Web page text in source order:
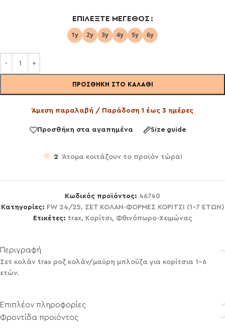
ΕΠΙΛΈΞΤΕ ΜΈΓΕΘΟΣ
ΠΡΟΣΘΉΚΗ ΣΤΟ ΚΑΛΆΘΙ
Άμεση παραλαβή / Παράδοση 1 έως 3 ημέρες
Προσθήκη στα αγαπημένα Size guide
2 Άτομα κοιτάζουν το προϊόν τώρα!
Κωδικός προϊόντος: 46740
Κατηγορίες: FW 24/25, ΣΕΤ ΚΟΛΑΝ-ΦΟΡΜΕΣ ΚΟΡΙΤΣΙ (1-7 ΕΤΩΝ)
Ετικέτες: trax, Κορίτσι, Φθινόπωρο-Χειμώνας
Περιγραφή
Σετ κολάν trax ροζ κολάν/μαύρη μπλούζα για κορίτσια 1-6
ετών.
Επιπλέον πληροφορίες
Φροντίδα προϊόντος